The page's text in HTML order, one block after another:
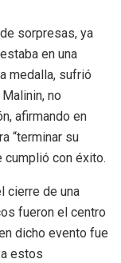
sorpresas, ya
en una
medalla, sufrió
no
afirmando en
“terminar su
cumplió con éxito.
cierre de una
fueron el centro
dicho evento fue
estos